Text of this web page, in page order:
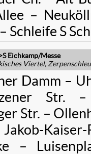
–
Schleife S
Eichkamp/Messe
Viertel,
Damm –
Str.
Str. –
–